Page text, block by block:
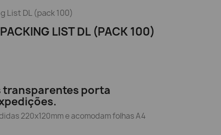
List DL (pack 100)
LIST DL (PACK 100)
transparentes porta
220x120mm e acomodam folhas A4